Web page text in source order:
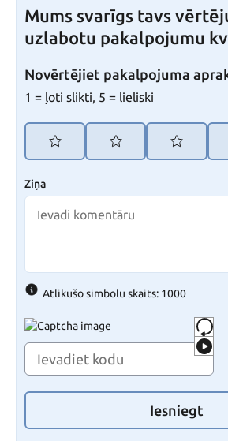
Mums svarīgs tavs
uzlabotu pakalpojumu
Novērtējiet pakalpojuma
1 = ļoti slikti, 5 = lieliski
Ziņa
Atlikušo simbolu skaits: 1000
Iesniegt